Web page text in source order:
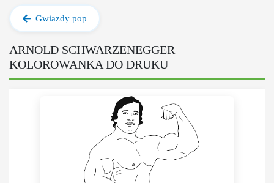
Gwiazdy pop
ARNOLD SCHWARZENEGGER —
KOLOROWANKA DO DRUKU